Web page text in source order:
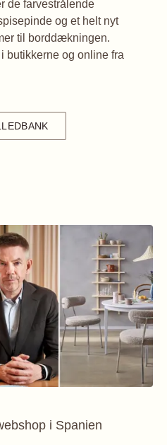
de farvestrålende
og et helt nyt
til borddækningen.
butikkerne og online fra
i Spanien